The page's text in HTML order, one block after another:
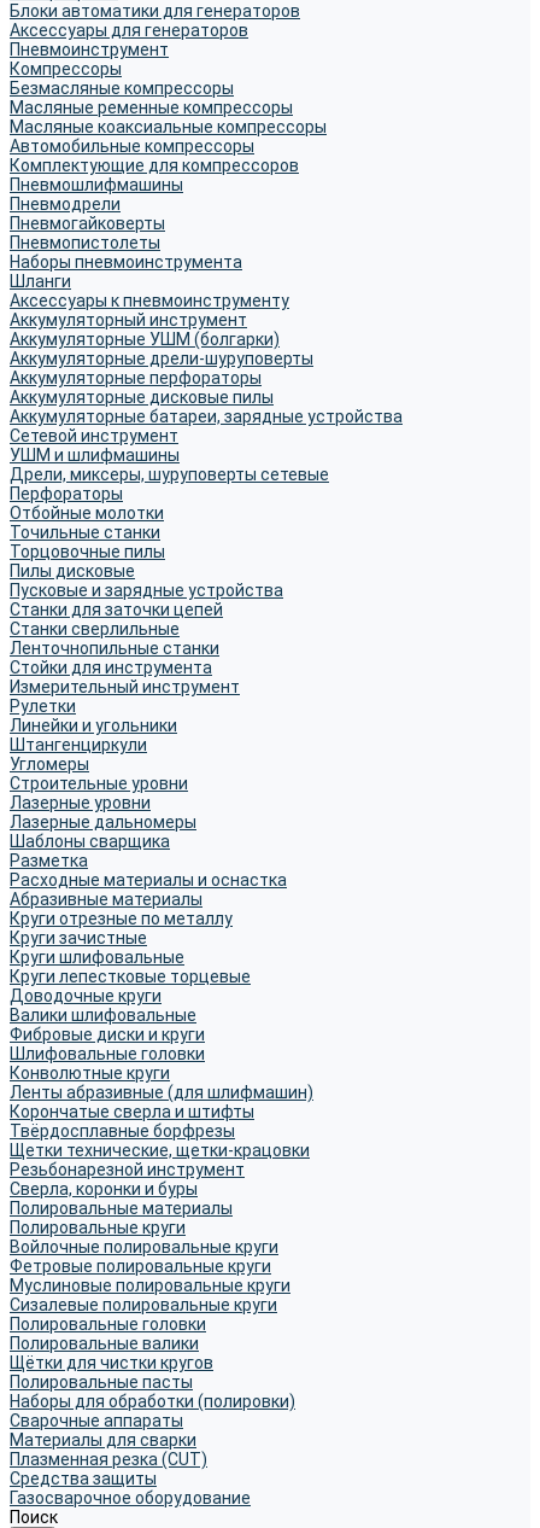
Блоки автоматики для генераторов
Аксессуары для генераторов
Пневмоинструмент
Компрессоры
Безмасляные компрессоры
Масляные ременные компрессоры
Масляные коаксиальные компрессоры
Автомобильные компрессоры
Комплектующие для компрессоров
Пневмошлифмашины
Пневмодрели
Пневмогайковерты
Пневмопистолеты
Наборы пневмоинструмента
Шланги
Аксессуары к пневмоинструменту
Аккумуляторный инструмент
Аккумуляторные УШМ (болгарки)
Аккумуляторные дрели-шуруповерты
Аккумуляторные перфораторы
Аккумуляторные дисковые пилы
Аккумуляторные батареи, зарядные устройства
Сетевой инструмент
УШМ и шлифмашины
Дрели, миксеры, шуруповерты сетевые
Перфораторы
Отбойные молотки
Точильные станки
Торцовочные пилы
Пилы дисковые
Пусковые и зарядные устройства
Станки для заточки цепей
Станки сверлильные
Ленточнопильные станки
Стойки для инструмента
Измерительный инструмент
Рулетки
Линейки и угольники
Штангенциркули
Угломеры
Строительные уровни
Лазерные уровни
Лазерные дальномеры
Шаблоны сварщика
Разметка
Расходные материалы и оснастка
Абразивные материалы
Круги отрезные по металлу
Круги зачистные
Круги шлифовальные
Круги лепестковые торцевые
Доводочные круги
Валики шлифовальные
Фибровые диски и круги
Шлифовальные головки
Конволютные круги
Ленты абразивные (для шлифмашин)
Корончатые сверла и штифты
Твёрдосплавные борфрезы
Щетки технические, щетки-крацовки
Резьбонарезной инструмент
Сверла, коронки и буры
Полировальные материалы
Полировальные круги
Войлочные полировальные круги
Фетровые полировальные круги
Муслиновые полировальные круги
Cизалевые полировальные круги
Полировальные головки
Полировальные валики
Щётки для чистки кругов
Полировальные пасты
Наборы для обработки (полировки)
Сварочные аппараты
Материалы для сварки
Плазменная резка (CUT)
Средства защиты
Газосварочное оборудование
Поиск